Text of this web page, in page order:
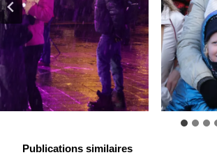
Publications similaires